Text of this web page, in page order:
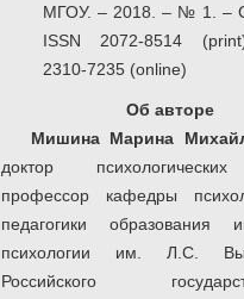
МГОУ. – 2018. – № 1. –
ISSN 2072-8514
2310-7235 (online)
Об авторе
Мишина Марина
доктор
профессор кафедры
педагогики образования
психологии им. Л.С.
Российского